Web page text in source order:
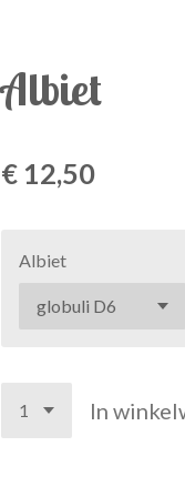
Albiet
€ 12,50
Albiet
In